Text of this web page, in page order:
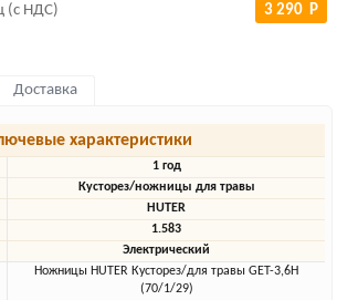
(с НДС) 3 290 Р
Доставка
характеристики
1 год
Кусторез/ножницы для травы
HUTER
1.583
Электрический
Ножницы HUTER Кусторез/для травы GET-3,6H
(70/1/29)